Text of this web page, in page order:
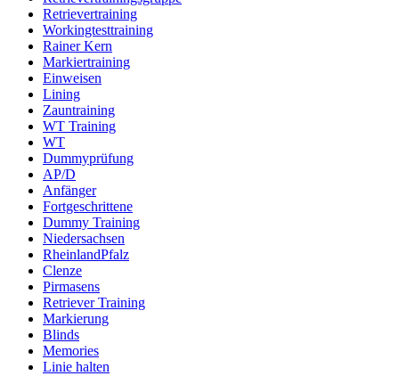
Retrievertraining
Workingtesttraining
Rainer Kern
Markiertraining
Einweisen
Lining
Zauntraining
WT Training
WT
Dummyprüfung
AP/D
Anfänger
Fortgeschrittene
Dummy Training
Niedersachsen
RheinlandPfalz
Clenze
Pirmasens
Retriever Training
Markierung
Blinds
Memories
Linie halten